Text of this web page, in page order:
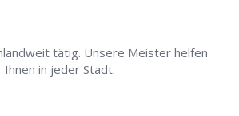
tätig. Unsere Meister helfen
Ihnen in jeder Stadt.